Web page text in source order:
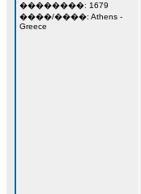
��������: 1679
����/����: Athens -
Greece